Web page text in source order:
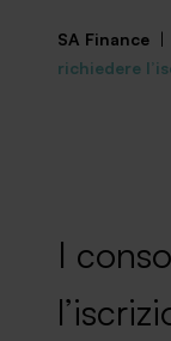
Finanza
Centro
SA Finance |
richiedere
I